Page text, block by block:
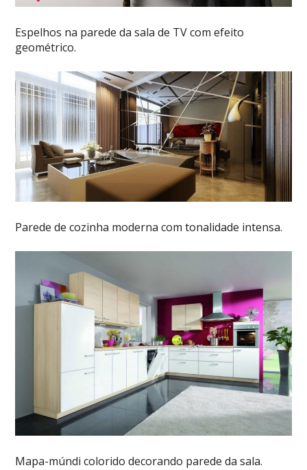
Espelhos na parede da sala de TV com efeito
geométrico.
Parede de cozinha moderna com tonalidade intensa.
Mapa-múndi colorido decorando parede da sala.